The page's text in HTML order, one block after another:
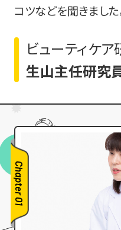
コツなどを聞きました
生山主任研究
ビューティケ
Chapter 01